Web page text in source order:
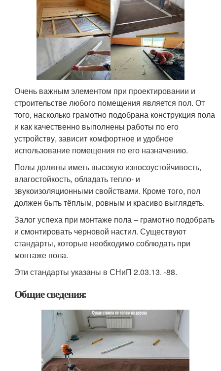
Очень важным элементом при проектировании и
строительстве любого помещения является пол. От
того, насколько грамотно подобрана конструкция пола
и как качественно выполнены работы по его
устройству, зависит комфортное и удобное
использование помещения по его назначению.
Полы должны иметь высокую износоустойчивость,
влагостойкость, обладать тепло- и
звукоизоляционными свойствами. Кроме того, пол
должен быть тёплым, ровным и красиво выглядеть.
Залог успеха при монтаже пола – грамотно подобрать
и смонтировать черновой настил. Существуют
стандарты, которые необходимо соблюдать при
монтаже пола.
Эти стандарты указаны в СНиП 2.03.13. -88.
Общие сведения: